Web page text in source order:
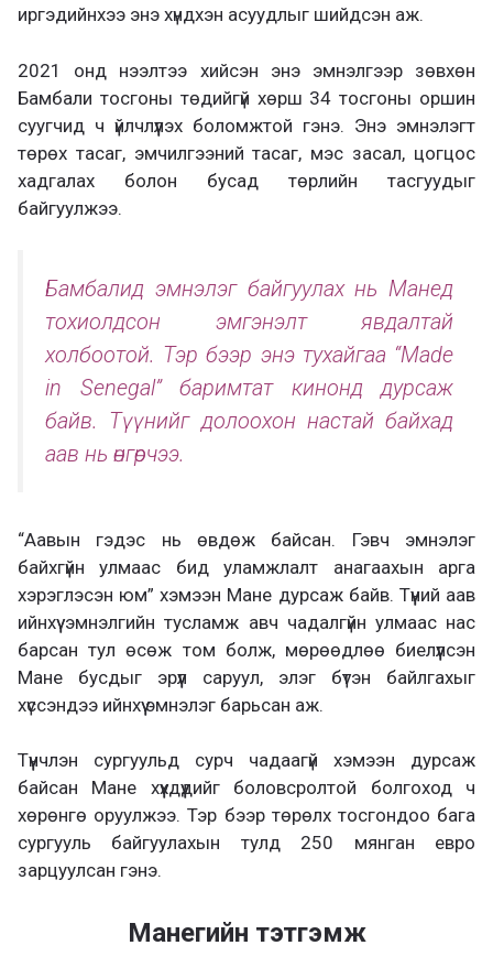
иргэдийнхээ энэ хүндхэн асуудлыг шийдсэн аж.
2021 онд нээлтээ хийсэн энэ эмнэлгээр зөвхөн
Бамбали тосгоны төдийгүй хөрш 34 тосгоны оршин
суугчид ч үйлчлүүлэх боломжтой гэнэ. Энэ эмнэлэгт
төрөх тасаг, эмчилгээний тасаг, мэс засал, цогцос
хадгалах болон бусад төрлийн тасгуудыг
байгуулжээ.
Бамбалид эмнэлэг байгуулах нь Манед
тохиолдсон эмгэнэлт явдалтай
холбоотой. Тэр бээр энэ тухайгаа “Made
in Senegal” баримтат кинонд дурсаж
байв. Түүнийг долоохон настай байхад
аав нь өнгөрчээ.
“Аавын гэдэс нь өвдөж байсан. Гэвч эмнэлэг
байхгүйн улмаас бид уламжлалт анагаахын арга
хэрэглэсэн юм” хэмээн Мане дурсаж байв. Түүний аав
ийнхүү эмнэлгийн тусламж авч чадалгүйн улмаас нас
барсан тул өсөж том болж, мөрөөдлөө биелүүлсэн
Мане бусдыг эрүүл саруул, элэг бүтэн байлгахыг
хүссэндээ ийнхүү эмнэлэг барьсан аж.
Түүнчлэн сургуульд сурч чадаагүй хэмээн дурсаж
байсан Мане хүүхдүүдийг боловсролтой болгоход ч
хөрөнгө оруулжээ. Тэр бээр төрөлх тосгондоо бага
сургууль байгуулахын тулд 250 мянган евро
зарцуулсан гэнэ.
Манегийн тэтгэмж